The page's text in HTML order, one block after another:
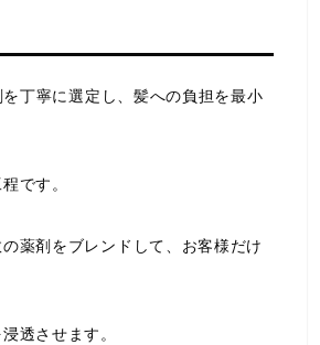
丁寧に選定し、髪への負担を最小
です。
薬剤をブレンドして、お客様だけ
透させます。